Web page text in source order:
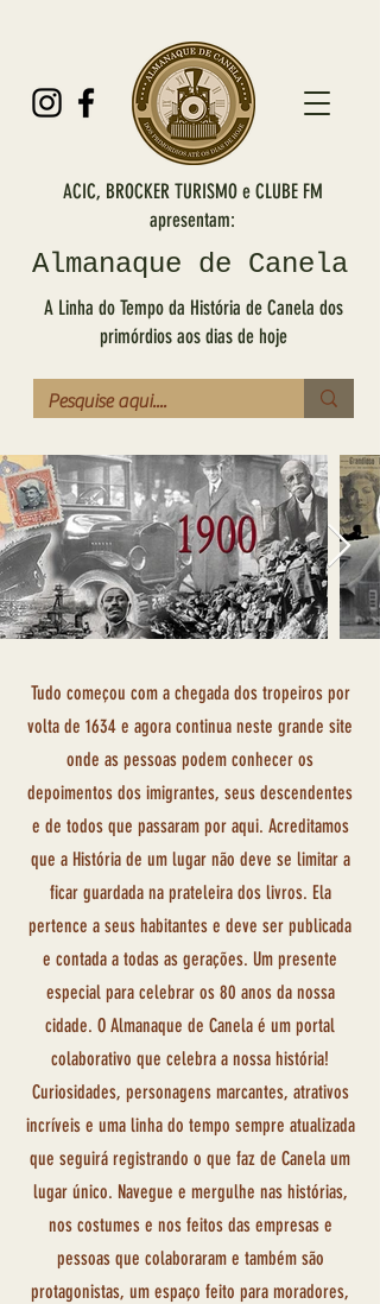
ACIC, BROCKER TURISMO e CLUBE FM
apresentam:
Almanaque de Canela
A Linha do Tempo da História de Canela dos
primórdios aos dias de hoje
Tudo começou com a chegada dos tropeiros por
volta de 1634 e agora continua neste grande site
onde as pessoas podem conhecer os
depoimentos dos imigrantes, seus descendentes
e de todos que passaram por aqui. Acreditamos
que a História de um lugar não deve se limitar a
ficar guardada na prateleira dos livros. Ela
pertence a seus habitantes e deve ser publicada
e contada a todas as gerações. Um presente
especial para celebrar os 80 anos da nossa
cidade. O Almanaque de Canela é um portal
colaborativo que celebra a nossa história!
Curiosidades, personagens marcantes, atrativos
incríveis e uma linha do tempo sempre atualizada
que seguirá registrando o que faz de Canela um
lugar único. Navegue e mergulhe nas histórias,
nos costumes e nos feitos das empresas e
pessoas que colaboraram e também são
protagonistas, um espaço feito para moradores,